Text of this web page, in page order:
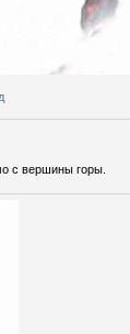
с вершины горы.